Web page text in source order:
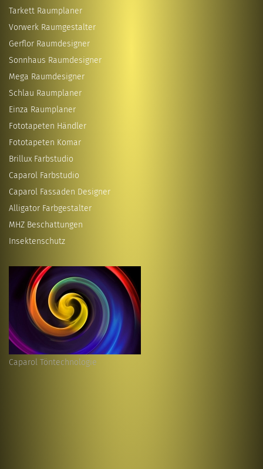
Tarkett Raumplaner
Vorwerk Raumgestalter
Gerflor Raumdesigner
Sonnhaus Raumdesigner
Mega Raumdesigner
Schlau Raumplaner
Einza Raumplaner
Fototapeten Händler
Fototapeten Komar
Brillux Farbstudio
Caparol Farbstudio
Caparol Fassaden Designer
Alligator Farbgestalter
MHZ Beschattungen
Insektenschutz
Caparol Töntechnologie